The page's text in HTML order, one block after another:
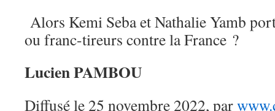
Alors Kemi Seba et Nathalie Yamb
ou franc-tireurs contre la France ?
Lucien PAMBOU
Diffusé le 25 novembre 2022, par